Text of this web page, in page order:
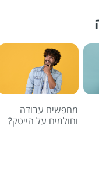
מחפשים עבודה
וחולמים על הייטק?